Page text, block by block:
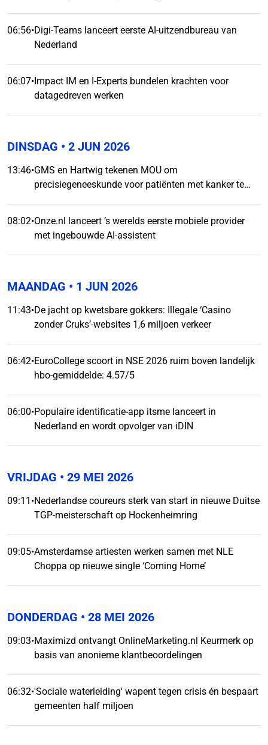
06:56•Digi-Teams lanceert eerste AI-uitzendbureau van
Nederland
06:07•Impact IM en I-Experts bundelen krachten voor
datagedreven werken
DINSDAG • 2 JUN 2026
13:46•GMS en Hartwig tekenen MOU om
precisiegeneeskunde voor patiënten met kanker te
08:02•Onze.nl lanceert ’s werelds eerste mobiele provider
met ingebouwde AI-assistent
MAANDAG • 1 JUN 2026
11:43•De jacht op kwetsbare gokkers: Illegale ‘Casino
zonder Cruks’-websites 1,6 miljoen verkeer
06:42•EuroCollege scoort in NSE 2026 ruim boven landelijk
hbo-gemiddelde: 4.57/5
06:00•Populaire identificatie-app itsme lanceert in
Nederland en wordt opvolger van iDIN
VRIJDAG • 29 MEI 2026
09:11 •Nederlandse coureurs sterk van start in nieuwe Duitse
TGP-meisterschaft op Hockenheimring
09:05•Amsterdamse artiesten werken samen met NLE
Choppa op nieuwe single ‘Coming Home’
DONDERDAG • 28 MEI 2026
09:03•Maximizd ontvangt OnlineMarketing.nl Keurmerk op
basis van anonieme klantbeoordelingen
06:32•'Sociale waterleiding' wapent tegen crisis én bespaart
gemeenten half miljoen